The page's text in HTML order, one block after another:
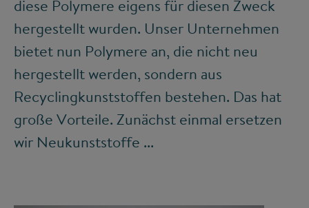
diese Polymere eigens für diesen Zweck
hergestellt wurden. Unser Unternehmen
bietet nun Polymere an, die nicht neu
hergestellt werden, sondern aus
Recyclingkunststoffen bestehen. Das hat
große Vorteile. Zunächst einmal ersetzen
wir Neukunststoffe ...